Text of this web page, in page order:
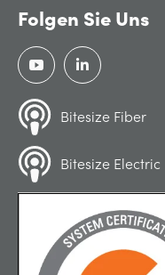
Folgen Sie Uns
Bitesize Fiber
Bitesize Electric